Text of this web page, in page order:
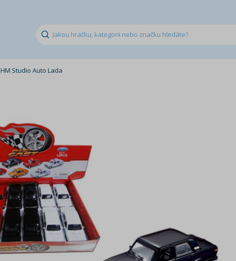
HM Studio Auto Lada